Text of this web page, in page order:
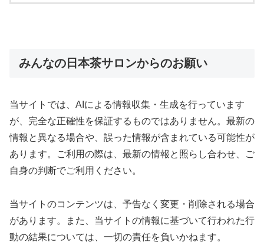
みんなの日本茶サロンからのお願い
当サイトでは、AIによる情報収集・生成を行っています
が、完全な正確性を保証するものではありません。最新の
情報と異なる場合や、誤った情報が含まれている可能性が
あります。ご利用の際は、最新の情報と照らし合わせ、ご
自身の判断でご利用ください。
当サイトのコンテンツは、予告なく変更・削除される場合
があります。また、当サイトの情報に基づいて行われた行
動の結果については、一切の責任を負いかねます。